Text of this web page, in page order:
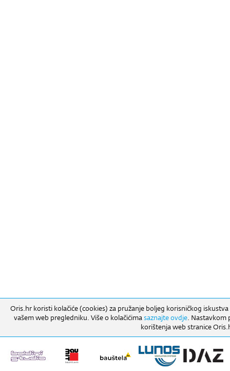
Oris.hr koristi kolačiće (cookies) za pružanje boljeg korisničkog
vašem web pregledniku. Više o kolačićimasaznajte ovdje. Nastavkom
korištenja web stranice